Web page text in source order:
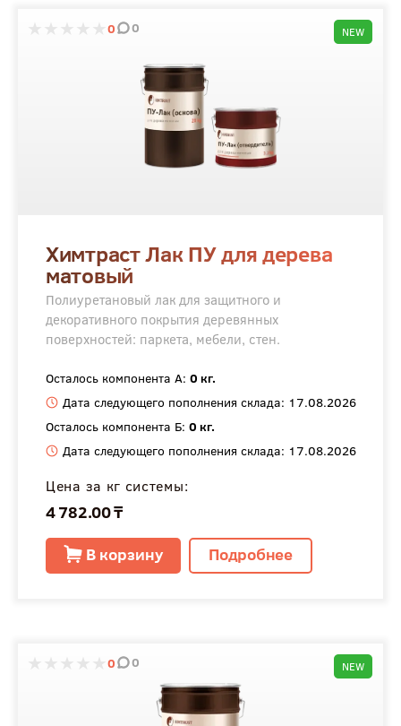
0 0 NEW
Химтраст Лак ПУ для дерева
матовый
Полиуретановый лак для защитного и
декоративного покрытия деревянных
поверхностей: паркета, мебели, стен.
Осталось компонента А: 0 кг.
Дата следующего пополнения склада: 17.08.2026
Осталось компонента Б: 0 кг.
Дата следующего пополнения склада: 17.08.2026
Цена за кг системы:
4 782.00 ₸
В корзину
Подробнее
0 0 NEW